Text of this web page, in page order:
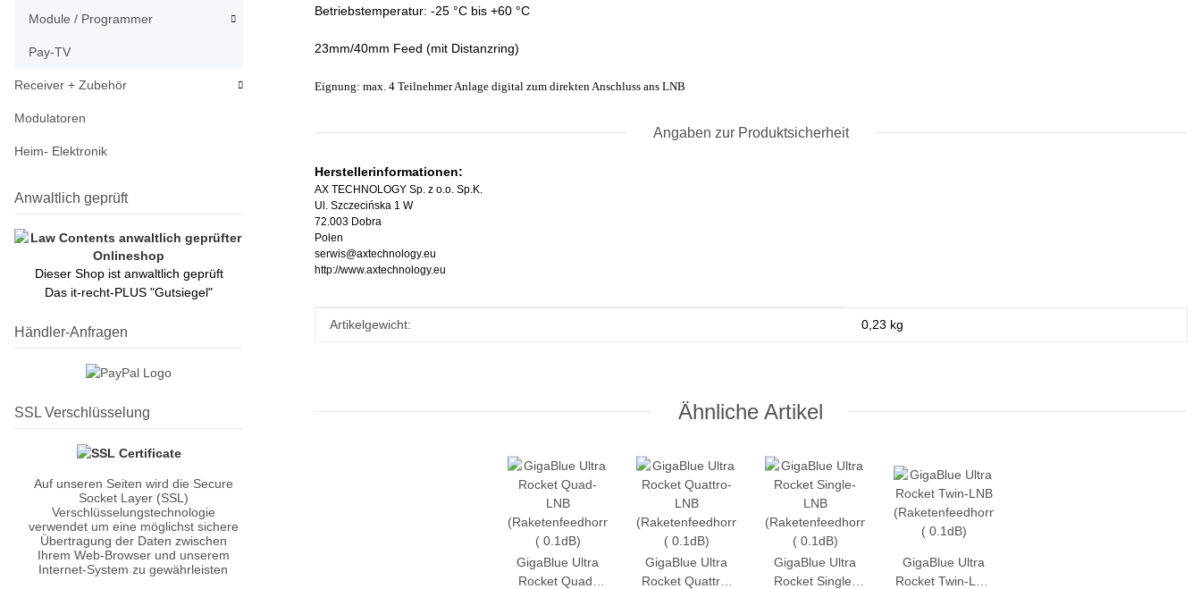
Betriebstemperatur: -25 °C bis +60 °C
23mm/40mm Feed (mit Distanzring)
Eignung: max. 4 Teilnehmer Anlage digital zum direkten Anschluss ans LNB
Angaben zur Produktsicherheit
Herstellerinformationen:
AX TECHNOLOGY Sp. z o.o. Sp.K.
Ul. Szczecińska 1 W
72.003 Dobra
Polen
serwis@axtechnology.eu
http://www.axtechnology.eu
Produkteigenschaft
Wert
Artikelgewicht: 0,23 kg
Ähnliche Artikel
GigaBlue Ultra
Rocket Quad-
GigaBlue Ultra
Rocket Quattro-
GigaBlue Ultra
Rocket Single-
GigaBlue Ultra
Rocket Twin-LNB
Module / Programmer
Pay-TV
Receiver + Zubehör
Modulatoren
Heim- Elektronik
Anwaltlich geprüft
Dieser Shop ist anwaltlich geprüft
Das it-recht-PLUS "Gutsiegel"
Händler-Anfragen
SSL Verschlüsselung
Auf unseren Seiten wird die Secure
Socket Layer (SSL)
Verschlüsselungstechnologie
verwendet um eine möglichst sichere
Übertragung der Daten zwischen
Ihrem Web-Browser und unserem
Internet-System zu gewährleisten